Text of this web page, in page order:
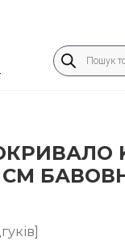
Пошук
товарів
СМ